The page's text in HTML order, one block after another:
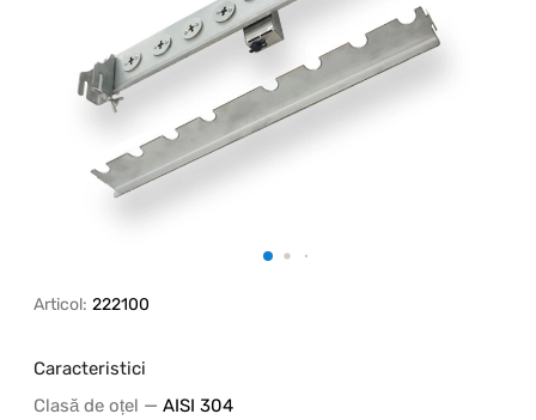
Articol: 222100
Caracteristici
Clasă de oțel — AISI 304